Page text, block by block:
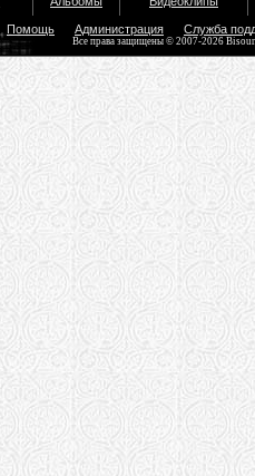
Помощь Администрация Служба
Все права защищены © 2007-2026